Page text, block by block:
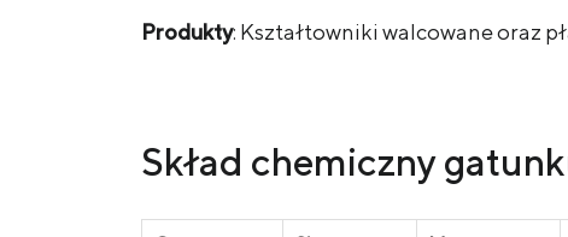
Produkty: Kształtowniki walcowane oraz
Skład chemiczny